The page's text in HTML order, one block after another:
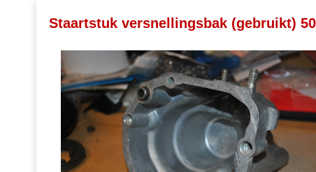
Staartstuk versnellingsbak (gebruikt)